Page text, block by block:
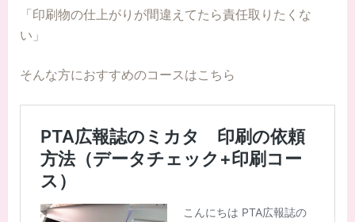
「印刷物の仕上がりが間違えてたら責任取りたくな
い」
そんな方におすすめのコースはこちら